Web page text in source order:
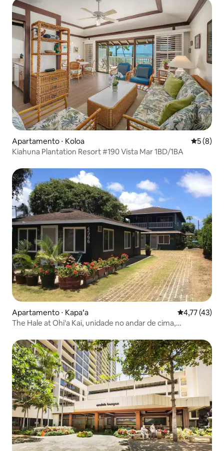
Apartamento ⋅ Koloa 5 de
5 (8)
Kiahuna Plantation Resort #190 Vista Mar 1BD/1BA
Apartamento ⋅ Kapaʻa 4,77 de uma
4,77 (43)
The Hale at Ohi'a Kai, unidade no andar de cima,